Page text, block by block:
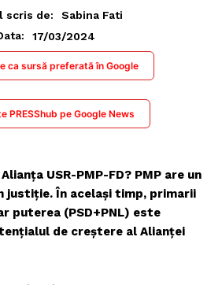
scris de:
Sabina Fati
17/03/2024
ca sursă preferată în Google
PRESShub pe Google News
USR-PMP-FD? PMP are un
justiție. În același timp, primarii
puterea (PSD+PNL) este
de creștere al Alianței